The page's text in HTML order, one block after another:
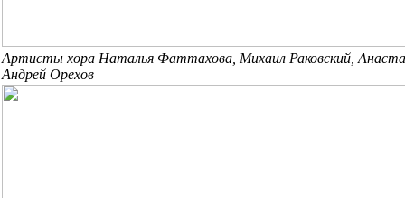
Артисты хора Наталья Фаттахова, Михаил Раковский,
Андрей Орехов